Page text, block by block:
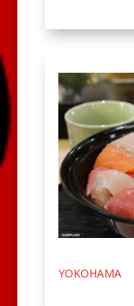
YOKOHAMA